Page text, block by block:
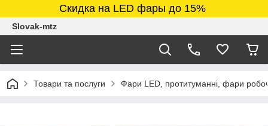
Скидка на LED фары до 15%
Slovak-mtz
Товари та послуги Фари LED, протитуманні, фари